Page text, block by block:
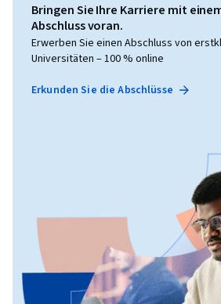
Bringen Sie Ihre Karriere mit
Abschluss voran.
Erwerben Sie einen Abschluss von
Universitäten – 100 % online
Erkunden Sie die Abschlüsse